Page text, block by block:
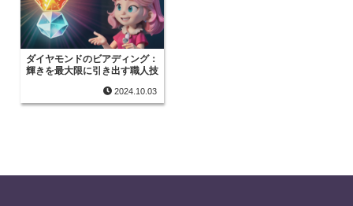
ダイヤモンドのビアディング：
輝きを最大限に引き出す職人技
2024.10.03